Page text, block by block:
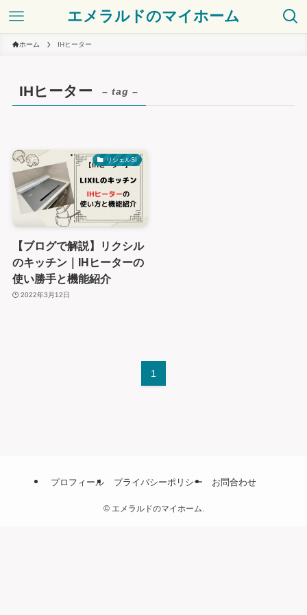
エメラルドのマイホーム
ホーム IHヒーター
IHヒーター – tag –
リシェルSI
【ブログで解説】リクシル
のキッチン｜IHヒーターの
使い勝手と機能紹介
2022年3月12日
1
プロフィール プライバシーポリシー お問合わせ
©エメラルドのマイホーム.